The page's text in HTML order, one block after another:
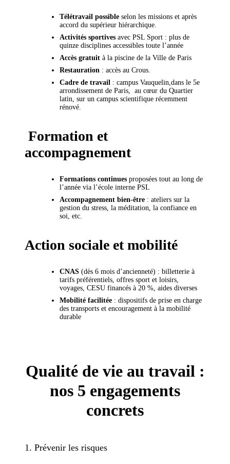
Télétravail possible selon les missions et après
accord du supérieur hiérarchique.
Activités sportives avec PSL Sport : plus de
quinze disciplines accessibles toute l’année
Accès gratuit à la piscine de la Ville de Paris
Restauration : accès au Crous.
Cadre de travail : campus Vauquelin,dans le 5e
arrondissement de Paris, au cœur du Quartier
latin, sur un campus scientifique récemment
rénové.
Formation et
accompagnement
Formations continues proposées tout au long de
l’année via l’école interne PSL
Accompagnement bien-être : ateliers sur la
gestion du stress, la méditation, la confiance en
soi, etc.
Action sociale et mobilité
CNAS (dès 6 mois d’ancienneté) : billetterie à
tarifs préférentiels, offres sport et loisirs,
voyages, CESU financés à 20 %, aides diverses
Mobilité facilitée : dispositifs de prise en charge
des transports et encouragement à la mobilité
durable
Qualité de vie au travail :
nos 5 engagements
concrets
1. Prévenir les risques